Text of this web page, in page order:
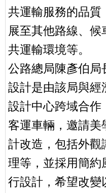
共運輸服務的品質
展至其他路線、
共運輸環境等。
公路總局陳彥伯局
設計是由該局與經
設計中心跨域合作
客運車輛，邀請美
計改造，包括外觀
理等，並採用簡約
行設計，希望改變